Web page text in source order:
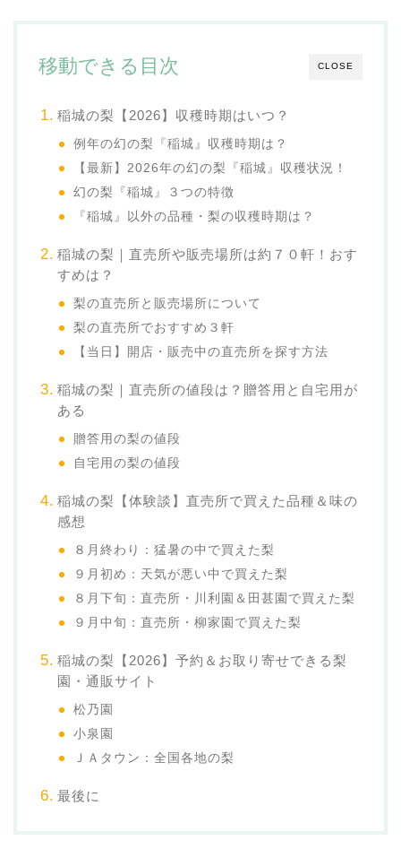
CLOSE
移動できる目次
稲城の梨【2026】収穫時期はいつ？
例年の幻の梨『稲城』収穫時期は？
【最新】2026年の幻の梨『稲城』収穫状況！
幻の梨『稲城』３つの特徴
『稲城』以外の品種・梨の収穫時期は？
稲城の梨｜直売所や販売場所は約７０軒！おす
すめは？
梨の直売所と販売場所について
梨の直売所でおすすめ３軒
【当日】開店・販売中の直売所を探す方法
稲城の梨｜直売所の値段は？贈答用と自宅用が
ある
贈答用の梨の値段
自宅用の梨の値段
稲城の梨【体験談】直売所で買えた品種＆味の
感想
８月終わり：猛暑の中で買えた梨
９月初め：天気が悪い中で買えた梨
８月下旬：直売所・川利園＆田甚園で買えた梨
９月中旬：直売所・柳家園で買えた梨
稲城の梨【2026】予約＆お取り寄せできる梨
園・通販サイト
松乃園
小泉園
ＪＡタウン：全国各地の梨
最後に